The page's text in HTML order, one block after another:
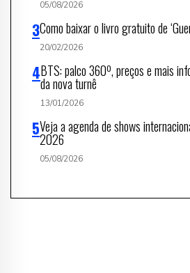
05/08/2026
Como baixar o livro gratuito de
20/02/2026
BTS: palco 360º, preços e mais
da nova turnê
13/01/2026
Veja a agenda de shows
2026
05/08/2026